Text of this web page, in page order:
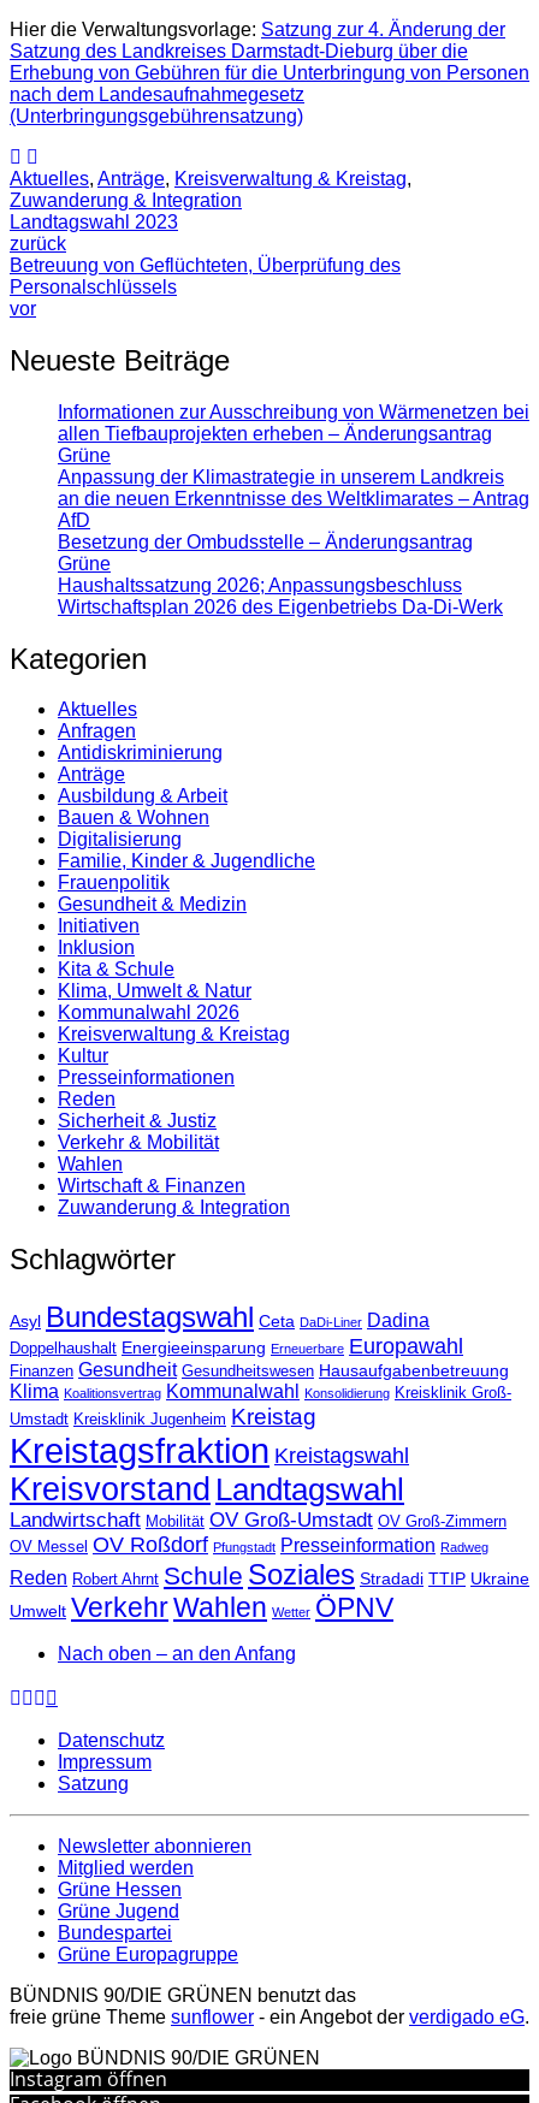
Hier die Verwaltungsvorlage: Satzung zur 4. Änderung der
Satzung des Landkreises Darmstadt-Dieburg über die
Erhebung von Gebühren für die Unterbringung von Personen
nach dem Landesaufnahmegesetz
(Unterbringungsgebührensatzung)
Aktuelles, Anträge, Kreisverwaltung & Kreistag,
Zuwanderung & Integration
Landtagswahl 2023
zurück
Betreuung von Geflüchteten, Überprüfung des
Personalschlüssels
vor
Neueste Beiträge
Informationen zur Ausschreibung von Wärmenetzen bei
allen Tiefbauprojekten erheben – Änderungsantrag
Grüne
Anpassung der Klimastrategie in unserem Landkreis
an die neuen Erkenntnisse des Weltklimarates – Antrag
AfD
Besetzung der Ombudsstelle – Änderungsantrag
Grüne
Haushaltssatzung 2026; Anpassungsbeschluss
Wirtschaftsplan 2026 des Eigenbetriebs Da-Di-Werk
Kategorien
Aktuelles
Anfragen
Antidiskrimi­nierung
Anträge
Ausbildung & Arbeit
Bauen & Wohnen
Digitalisierung
Familie, Kinder & Jugendliche
Frauenpolitik
Gesundheit & Medizin
Initiativen
Inklusion
Kita & Schule
Klima, Umwelt & Natur
Kommunalwahl 2026
Kreisverwaltung & Kreistag
Kultur
Presse­informationen
Reden
Sicherheit & Justiz
Verkehr & Mobilität
Wahlen
Wirtschaft & Finanzen
Zuwanderung & Integration
Schlagwörter
Asyl Bundestagswahl Ceta DaDi-Liner Dadina
Doppelhaushalt Energieeinsparung Erneuerbare Europawahl
Finanzen Gesundheit Gesundheitswesen Hausaufgabenbetreuung
Klima Koalitionsvertrag Kommunalwahl Konsolidierung Kreisklinik Groß-
Umstadt Kreisklinik Jugenheim Kreistag
Kreistagsfraktion Kreistagswahl
Kreisvorstand Landtagswahl
Landwirtschaft Mobilität OV Groß-Umstadt OV Groß-Zimmern
OV Messel OV Roßdorf Pfungstadt Presseinformation Radweg
Reden Robert Ahrnt Schule Soziales Stradadi TTIP Ukraine
Umwelt VerkehrWahlen Wetter ÖPNV
Nach oben – an den Anfang
Datenschutz
Impressum
Satzung
Newsletter abonnieren
Mitglied werden
Grüne Hessen
Grüne Jugend
Bundespartei
Grüne Europagruppe
BÜNDNIS 90/DIE GRÜNEN benutzt das
freie grüne Theme sunflower ‐ ein Angebot der verdigado eG.
Instagram öffnen